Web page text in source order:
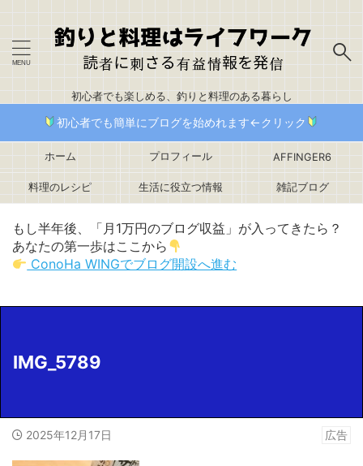
初心者でも楽しめる、釣りと料理のある暮らし
初心者でも簡単にブログを始めれます←クリック
ホーム プロフィール AFFINGER6
料理のレシピ 生活に役立つ情報 雑記ブログ
もし半年後、「月1万円のブログ収益」が入ってきたら？
あなたの第一歩はここから
ConoHa WINGでブログ開設へ進む
IMG_5789
2025年12月17日 広告